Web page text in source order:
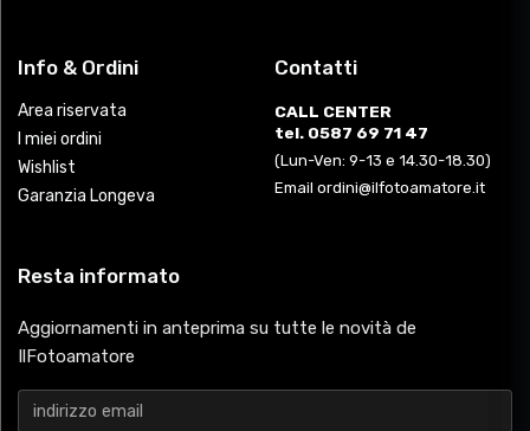
Info & Ordini
Area riservata
I miei ordini
Wishlist
Garanzia Longeva
Contatti
CALL CENTER
tel. 0587 69 71 47
(Lun-Ven: 9-13 e 14.30-18.30)
Email ordini@ilfotoamatore.it
Resta informato
Aggiornamenti in anteprima su tutte le novità de
IlFotoamatore